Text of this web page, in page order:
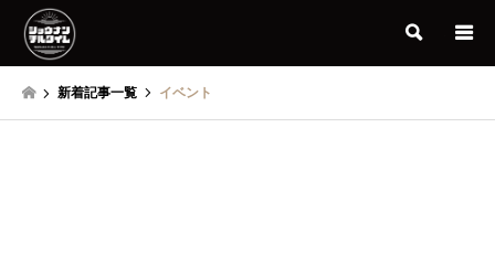
検索
新着記事一覧 イベント